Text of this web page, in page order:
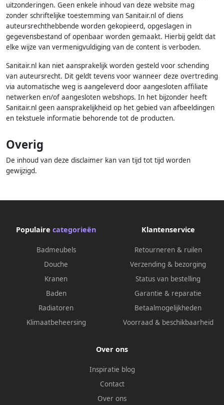
uitzonderingen. Geen enkele inhoud van deze website mag
zonder schriftelijke toestemming van Sanitair.nl of diens
auteursrechthebbende worden gekopieerd, opgeslagen in
gegevensbestand of openbaar worden gemaakt. Hierbij geldt dat
elke wijze van vermenigvuldiging van de content is verboden.
Sanitair.nl kan niet aansprakelijk worden gesteld voor schending
van auteursrecht. Dit geldt tevens voor wanneer deze overtreding
via automatische weg is aangeleverd door aangesloten affiliate
netwerken en/of aangesloten webshops. In het bijzonder heeft
Sanitair.nl geen aansprakelijkheid op het gebied van afbeeldingen
en tekstuele informatie behorende tot de producten.
Overig
De inhoud van deze disclaimer kan van tijd tot tijd worden
gewijzigd.
Populaire categorieën
Badmeubels
Douche
Kranen
Baden
Radiatoren
Klimaatbeheersing
Klantenservice
Retourneren & ruilen
Verzending & bezorging
Status van bestelling
Garantie & reparatie
Betaalmogelijkheden
Voorraad & beschikbaarheid
Over ons
Inspiratie blog
Contact
Over ons